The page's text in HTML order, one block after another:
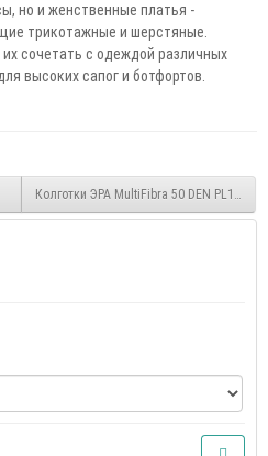
но и женственные платья -
трикотажные и шерстяные.
сочетать с одеждой различных
высоких сапог и ботфортов.
Колготки ЭРА MultiFibra 50 DEN PL11-255